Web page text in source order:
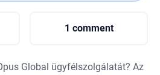
1 comment
Global ügyfélszolgálatát? Az